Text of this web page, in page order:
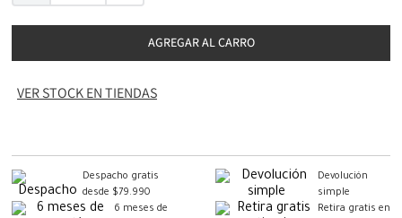
AGREGAR AL CARRO
VER STOCK EN TIENDAS
Despacho gratis
desde $79.990
Devolución
simple
6 meses de
Retira gratis en